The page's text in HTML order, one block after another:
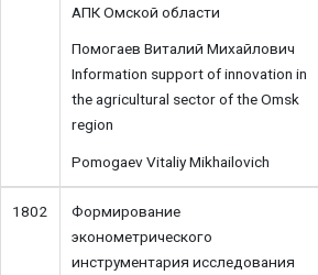
АПК Омской области
Помогаев Виталий Михайлович
Information support of innovation in
the agricultural sector of the Omsk
region
Pomogaev Vitaliy Mikhailovich
1802
Формирование
эконометрического
инструментария исследования